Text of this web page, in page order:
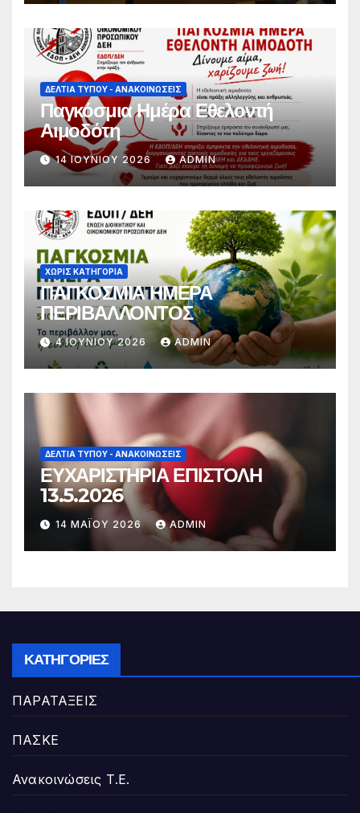
συνθήματα, να συμμετέχει στο
διάλογο για την προάσπιση των
εργασιακών δικαιωμάτων»
ΔΕΛΤΊΑ ΤΎΠΟΥ - ΑΝΑΚΟΙΝΏΣΕΙΣ
Παγκόσμια Ημέρα Εθελοντή
Αιμοδότη
14 ΙΟΥΝΊΟΥ 2026 ADMIN
ΧΩΡΊΣ ΚΑΤΗΓΟΡΊΑ
ΠΑΓΚΟΣΜΙΑ ΗΜΕΡΑ
ΠΕΡΙΒΑΛΛΟΝΤΟΣ
4 ΙΟΥΝΊΟΥ 2026 ADMIN
ΔΕΛΤΊΑ ΤΎΠΟΥ - ΑΝΑΚΟΙΝΏΣΕΙΣ
ΕΥΧΑΡΙΣΤΗΡΙΑ ΕΠΙΣΤΟΛΗ
13.5.2026
14 ΜΑΪ́ΟΥ 2026 ADMIN
ΚΑΤΗΓΟΡΊΕΣ
ΠΑΡΑΤΑΞΕΙΣ
ΠΑΣΚΕ
Ανακοινώσεις Τ.Ε.